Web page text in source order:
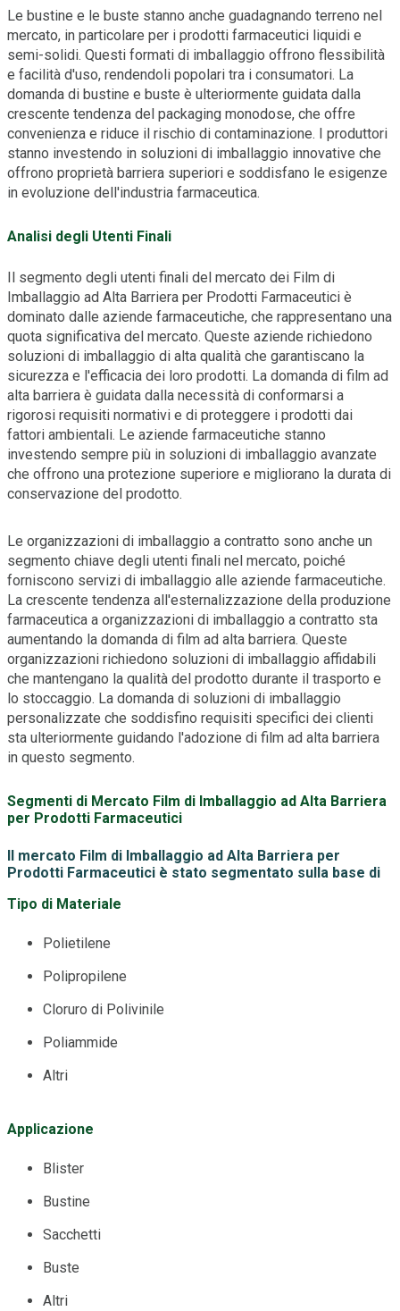
Le bustine e le buste stanno anche guadagnando terreno nel
mercato, in particolare per i prodotti farmaceutici liquidi e
semi-solidi. Questi formati di imballaggio offrono flessibilità
e facilità d'uso, rendendoli popolari tra i consumatori. La
domanda di bustine e buste è ulteriormente guidata dalla
crescente tendenza del packaging monodose, che offre
convenienza e riduce il rischio di contaminazione. I produttori
stanno investendo in soluzioni di imballaggio innovative che
offrono proprietà barriera superiori e soddisfano le esigenze
in evoluzione dell'industria farmaceutica.
Analisi degli Utenti Finali
Il segmento degli utenti finali del mercato dei Film di
Imballaggio ad Alta Barriera per Prodotti Farmaceutici è
dominato dalle aziende farmaceutiche, che rappresentano una
quota significativa del mercato. Queste aziende richiedono
soluzioni di imballaggio di alta qualità che garantiscano la
sicurezza e l'efficacia dei loro prodotti. La domanda di film ad
alta barriera è guidata dalla necessità di conformarsi a
rigorosi requisiti normativi e di proteggere i prodotti dai
fattori ambientali. Le aziende farmaceutiche stanno
investendo sempre più in soluzioni di imballaggio avanzate
che offrono una protezione superiore e migliorano la durata di
conservazione del prodotto.
Le organizzazioni di imballaggio a contratto sono anche un
segmento chiave degli utenti finali nel mercato, poiché
forniscono servizi di imballaggio alle aziende farmaceutiche.
La crescente tendenza all'esternalizzazione della produzione
farmaceutica a organizzazioni di imballaggio a contratto sta
aumentando la domanda di film ad alta barriera. Queste
organizzazioni richiedono soluzioni di imballaggio affidabili
che mantengano la qualità del prodotto durante il trasporto e
lo stoccaggio. La domanda di soluzioni di imballaggio
personalizzate che soddisfino requisiti specifici dei clienti
sta ulteriormente guidando l'adozione di film ad alta barriera
in questo segmento.
Segmenti di Mercato Film di Imballaggio ad Alta Barriera
per Prodotti Farmaceutici
Il mercato Film di Imballaggio ad Alta Barriera per
Prodotti Farmaceutici è stato segmentato sulla base di
Tipo di Materiale
Polietilene
Polipropilene
Cloruro di Polivinile
Poliammide
Altri
Applicazione
Blister
Bustine
Sacchetti
Buste
Altri